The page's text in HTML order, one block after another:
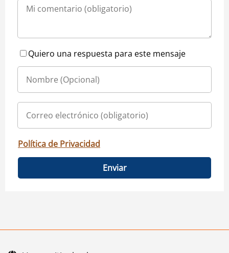
Quiero una respuesta para este mensaje
Política de Privacidad
Enviar